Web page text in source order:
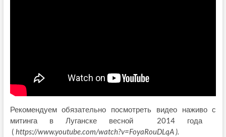
Рекомендуем обязательно посмотреть видео наживо с
митинга в Луганске весной 2014 года
( https://www.youtube.com/watch?v=FoyaRouDLqA ).